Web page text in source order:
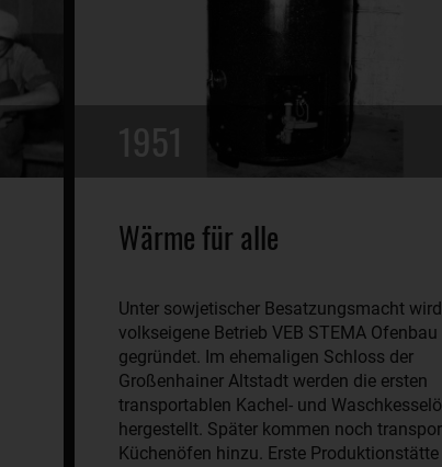
Wärme für alle
Unter sowjetischer Besatzungsmacht
volkseigene Betrieb VEB STEMA Ofenbau
gegründet. Im ehemaligen Schloss der
Großenhainer Altstadt werden die ersten
transportablen Kachel- und
hergestellt. Später kommen noch
Küchenöfen hinzu. Erste